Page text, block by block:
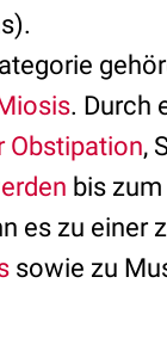
. Durch
Obstipation,
bis zum
es zu einer
sowie zu